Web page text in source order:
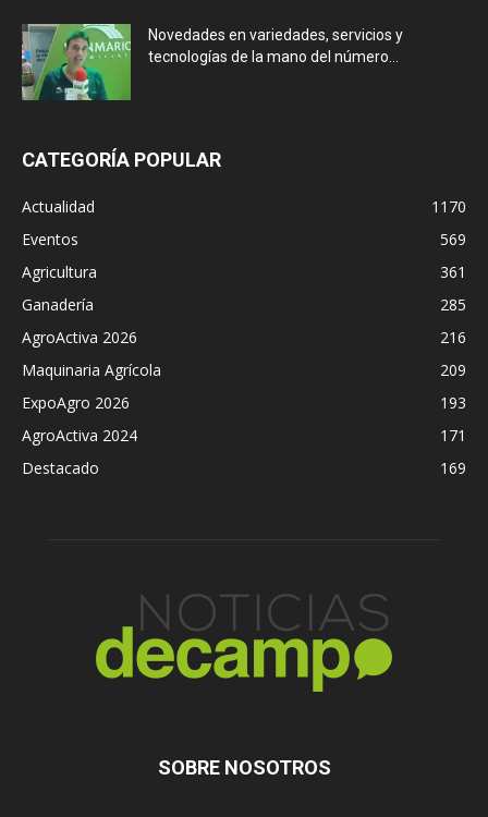
Novedades en variedades, servicios y
tecnologías de la mano del número...
CATEGORÍA POPULAR
Actualidad
1170
Eventos
569
Agricultura
361
Ganadería
285
AgroActiva 2026
216
Maquinaria Agrícola
209
ExpoAgro 2026
193
AgroActiva 2024
171
Destacado
169
SOBRE NOSOTROS